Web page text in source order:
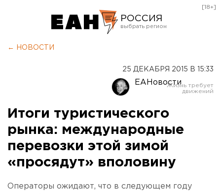
РОССИЯ
Оренбург
[18+]
← НОВОСТИ
25 ДЕКАБРЯ 2015 В 15:33
ЕАНовости
Итоги туристического
рынка: международные
перевозки этой зимой
«просядут» вполовину
Операторы ожидают, что в следующем году